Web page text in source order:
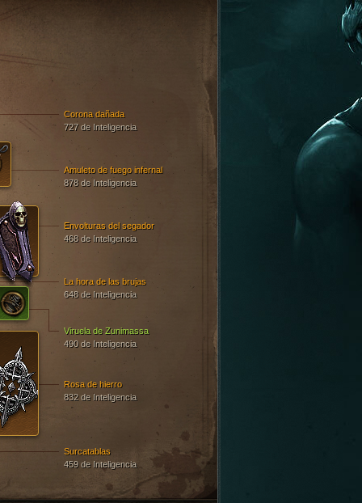
Corona dañada
727 de Inteligencia
Surcatablas
459 de Inteligencia
Envolturas del segador
468 de Inteligencia
Rosa de hierro
832 de Inteligencia
La hora de las brujas
648 de Inteligencia
Viruela de Zunimassa
490 de Inteligencia
Amuleto de fuego infernal
878 de Inteligencia